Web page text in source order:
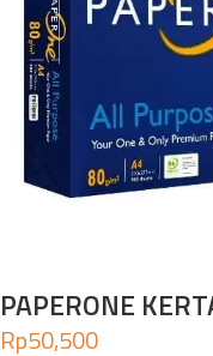
PAPERONE
Rp50,500